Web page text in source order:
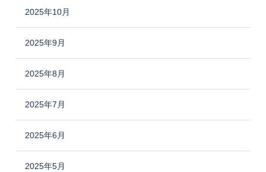
2025年10月
2025年9月
2025年8月
2025年7月
2025年6月
2025年5月